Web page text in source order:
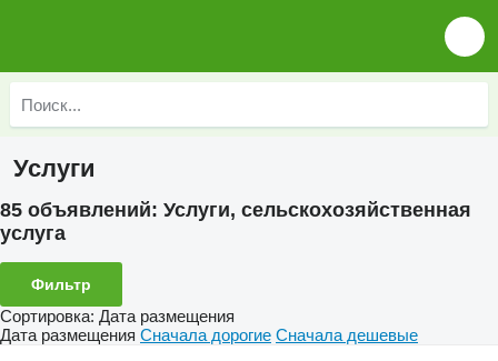
Услуги
85 объявлений: Услуги, сельскохозяйственная
услуга
Фильтр
Сортировка: Дата размещения
Дата размещения Сначала дорогие Сначала дешевые